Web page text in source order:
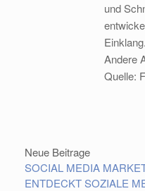
und
Einklang.
Andere
Quelle:
Neue Beitrage
SOCIAL MEDIA
ENTDECKT SOZIALE